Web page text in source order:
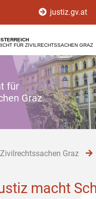
justiz.gv.at
FÜR ZIVILRECHTSSACHEN GRAZ
für
Graz
Graz
macht